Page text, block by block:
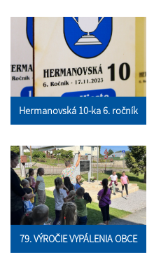
Hermanovská 10-ka 6. ročník
79. VÝROČIE VYPÁLENIA OBCE